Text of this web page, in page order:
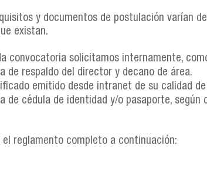
y documentos de postulación varían
existan.
convocatoria solicitamos internamente,
de respaldo del director y decano de área.
emitido desde intranet de su calidad
de cédula de identidad y/o pasaporte, según
el reglamento completo a continuación: